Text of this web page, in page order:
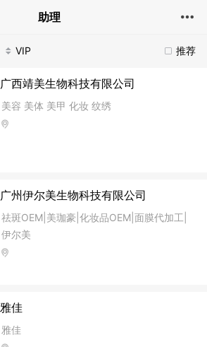
助理
推荐
VIP
广西靖美生物科技有限公司
美容 美体 美甲 化妆 纹绣
广州伊尔美生物科技有限公司
祛斑OEM|美珈豪|化妆品OEM|面膜代加工|
伊尔美
雅佳
雅佳